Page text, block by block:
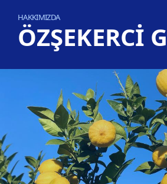
HAKKIMIZDA
ÖZŞEKERCİ